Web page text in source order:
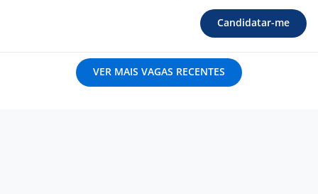
Candidatar-me
VER MAIS VAGAS RECENTES